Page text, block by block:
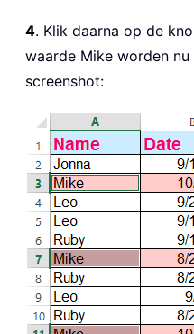
4. Klik daarna op de
waarde Mike worden
screenshot: